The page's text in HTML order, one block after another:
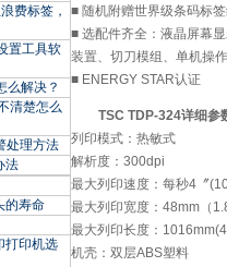
费标签，
置工具软
么解决？
清楚怎么
处理方法
法
的寿命
打印机选
■ 随机附赠世界级条码标
■ 选配件齐全：液晶屏幕
装置、切刀模组、单机操
■ ENERGY STAR认证
TSC TDP-324详细参
列印模式：热敏式
解析度：300dpi
最大列印速度：每秒4〞
最大列印宽度：48mm（
最大列印长度：
机壳：双层ABS塑料